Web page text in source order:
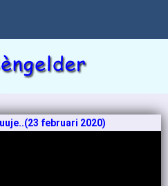
februari 2020)